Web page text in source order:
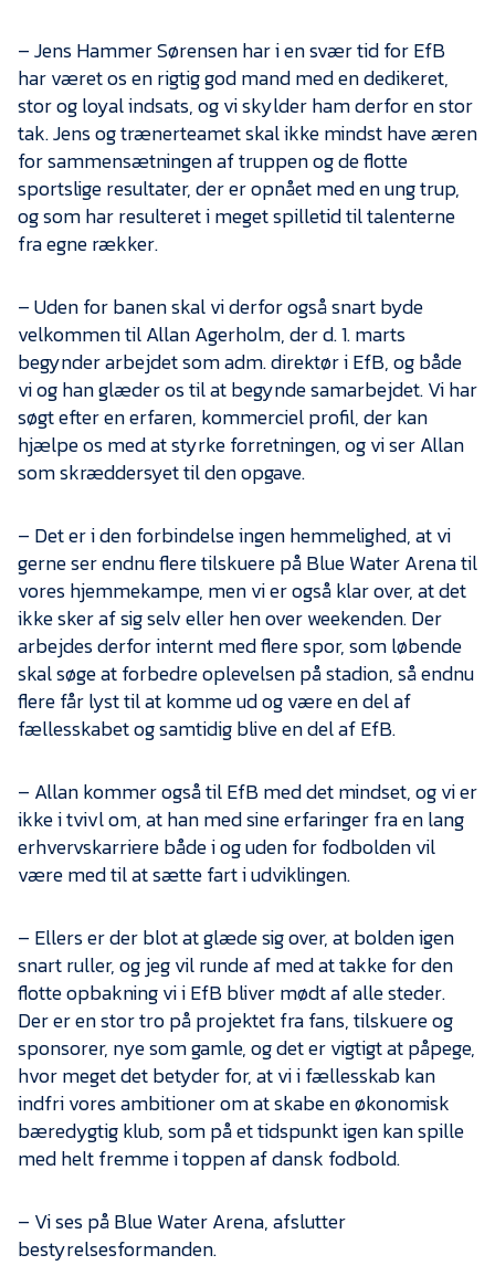
– Jens Hammer Sørensen har i en svær tid for EfB
har været os en rigtig god mand med en dedikeret,
stor og loyal indsats, og vi skylder ham derfor en stor
tak. Jens og trænerteamet skal ikke mindst have æren
for sammensætningen af truppen og de flotte
sportslige resultater, der er opnået med en ung trup,
og som har resulteret i meget spilletid til talenterne
fra egne rækker.
– Uden for banen skal vi derfor også snart byde
velkommen til Allan Agerholm, der d. 1. marts
begynder arbejdet som adm. direktør i EfB, og både
vi og han glæder os til at begynde samarbejdet. Vi har
søgt efter en erfaren, kommerciel profil, der kan
hjælpe os med at styrke forretningen, og vi ser Allan
som skræddersyet til den opgave.
– Det er i den forbindelse ingen hemmelighed, at vi
gerne ser endnu flere tilskuere på Blue Water Arena til
vores hjemmekampe, men vi er også klar over, at det
ikke sker af sig selv eller hen over weekenden. Der
arbejdes derfor internt med flere spor, som løbende
skal søge at forbedre oplevelsen på stadion, så endnu
flere får lyst til at komme ud og være en del af
fællesskabet og samtidig blive en del af EfB.
– Allan kommer også til EfB med det mindset, og vi er
ikke i tvivl om, at han med sine erfaringer fra en lang
erhvervskarriere både i og uden for fodbolden vil
være med til at sætte fart i udviklingen.
– Ellers er der blot at glæde sig over, at bolden igen
snart ruller, og jeg vil runde af med at takke for den
flotte opbakning vi i EfB bliver mødt af alle steder.
Der er en stor tro på projektet fra fans, tilskuere og
sponsorer, nye som gamle, og det er vigtigt at påpege,
hvor meget det betyder for, at vi i fællesskab kan
indfri vores ambitioner om at skabe en økonomisk
bæredygtig klub, som på et tidspunkt igen kan spille
med helt fremme i toppen af dansk fodbold.
– Vi ses på Blue Water Arena, afslutter
bestyrelsesformanden.